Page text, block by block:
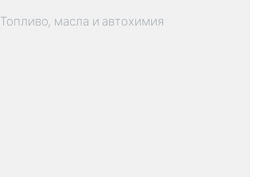
Топливо, масла и автохимия